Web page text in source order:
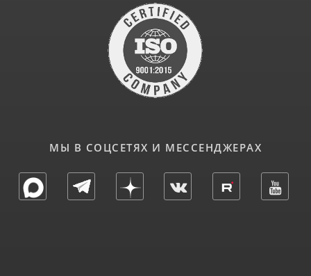
МЫ В СОЦСЕТЯХ И МЕССЕНДЖЕРАХ